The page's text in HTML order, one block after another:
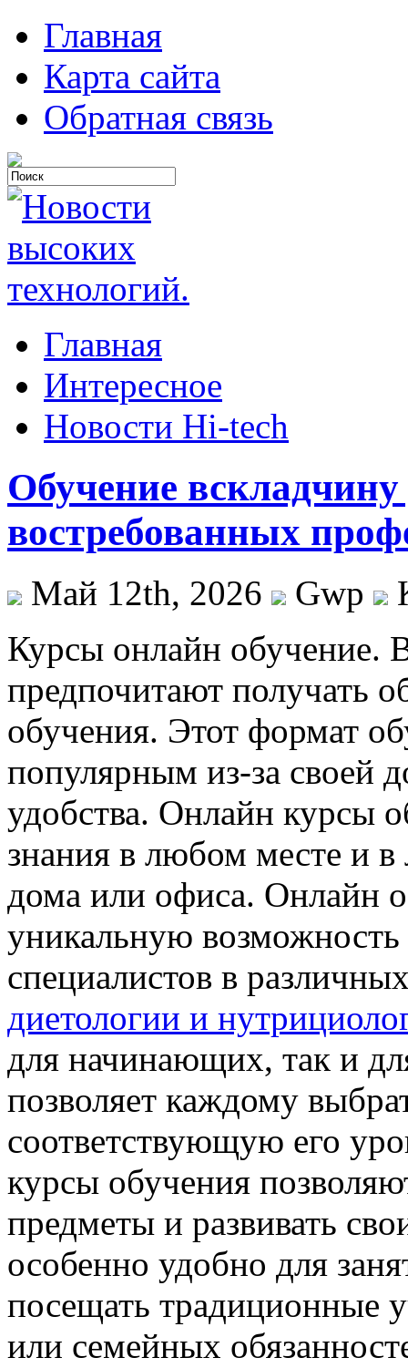
Главная
Карта сайта
Обратная связь
Главная
Интересное
Новости Hi-tech
Обучение
востребованных
Май 12th, 2026 Gwp
Курсы oнлaйн oбучeниe.
предпочитают получать
обучения. Этот формат
популярным из-за своей
удобства. Онлайн курсы
знания в любом месте и
дома или офиса. Онлайн
уникальную
специалистов в
диетологии и
для начинающих, так и
позволяет каждому
соответствующую его
курсы обучения
предметы и развивать
особенно удобно для
посещать традиционные
или семейных